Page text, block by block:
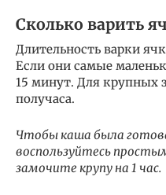
Сколько варить
Длительность варки
Если они самые
15 минут. Для крупных
получаса.
Чтобы каша была
воспользуйтесь
замочите крупу на 1 час.